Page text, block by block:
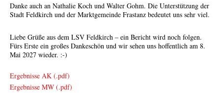
Danke auch an Nathalie Koch und Walter Gohm. Die Unterstützung der
Stadt Feldkirch und der Marktgemeinde Frastanz bedeutet uns sehr viel.
Liebe Grüße aus dem LSV Feldkirch – ein Bericht wird noch folgen.
Fürs Erste ein großes Dankeschön und wir sehen uns hoffentlich am 8.
Mai 2027 wieder. :-)
Ergebnisse AK (.pdf)
Ergebnisse MW (.pdf)